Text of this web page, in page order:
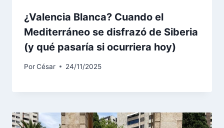
¿Valencia Blanca? Cuando el
Mediterráneo se disfrazó de Siberia
(y qué pasaría si ocurriera hoy)
PorCésar 24/11/2025